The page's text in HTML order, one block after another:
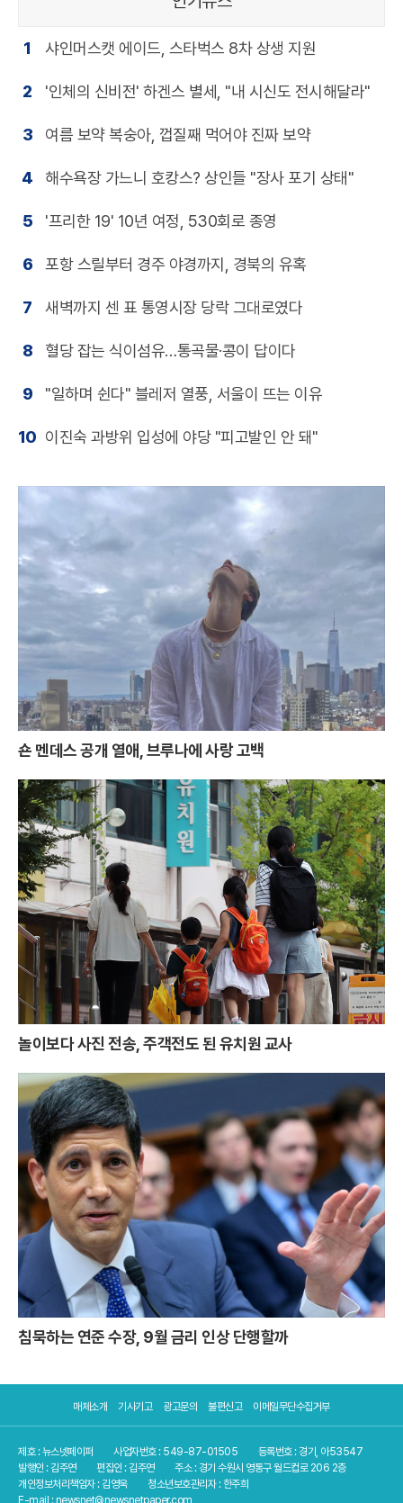
1 샤인머스캣 에이드, 스타벅스 8차 상생 지원
2 '인체의 신비전' 하겐스 별세, "내 시신도 전시해달라"
3 여름 보약 복숭아, 껍질째 먹어야 진짜 보약
4 해수욕장 가느니 호캉스? 상인들 "장사 포기 상태"
5 '프리한 19' 10년 여정, 530회로 종영
6 포항 스릴부터 경주 야경까지, 경북의 유혹
7 새벽까지 센 표 통영시장 당락 그대로였다
8 혈당 잡는 식이섬유…통곡물·콩이 답이다
9 "일하며 쉰다" 블레저 열풍, 서울이 뜨는 이유
10 이진숙 과방위 입성에 야당 "피고발인 안 돼"
숀 멘데스 공개 열애, 브루나에 사랑 고백
놀이보다 사진 전송, 주객전도 된 유치원 교사
침묵하는 연준 수장, 9월 금리 인상 단행할까
매체소개 기사기고 광고문의 불편신고 이메일무단수집거부
제호 : 뉴스넷페이퍼 사업자번호 : 549-87-01505
등록번호 : 경기, 아53547
발행인 : 김주연
편집인 : 김주연
주소 : 경기 수원시 영통구 월드컵로 206 2층
개인정보처리책임자 : 김영욱
청소년보호관리자 : 한주희
E-mail : newsnet@newsnetpaper.com